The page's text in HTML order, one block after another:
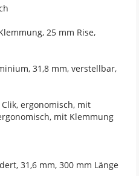
25 mm Rise,
31,8 mm, verstellbar,
ergonomisch, mit
mit Klemmung
31,6 mm, 300 mm Länge